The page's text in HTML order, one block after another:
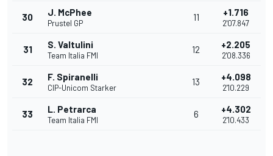
30 J. McPhee
Prustel GP
11 +1.716
2'07.847
31 S. Valtulini
Team Italia FMI
12 +2.205
2'08.336
32 F. Spiranelli
CIP-Unicom Starker
13 +4.098
2'10.229
33 L. Petrarca
Team Italia FMI
6 +4.302
2'10.433